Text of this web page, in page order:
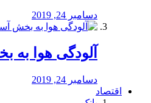
دسامبر 24, 2019
آلودگی هوا
دسامبر 24, 2019
اقتصاد